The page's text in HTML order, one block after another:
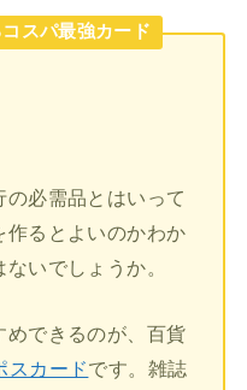
スパ最強カード
必需品とはいって
作るとよいのかわか
いでしょうか。
めできるのが、百貨
スカードです。雑誌